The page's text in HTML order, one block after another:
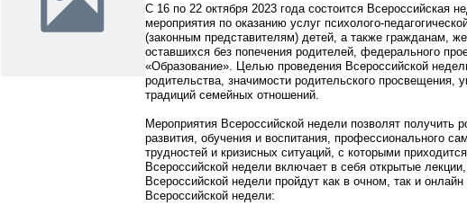
С 16 по 22 октября 2023 года состоится Всероссийская
мероприятия по оказанию услуг психолого-
(законным представителям) детей, а также гражданам,
оставшихся без попечения родителей, федерального
«Образование». Целью проведения Всероссийской
родительства, значимости родительского просвещения,
традиций семейных отношений.
Мероприятия Всероссийской недели позволят получить
развития, обучения и воспитания, профессионального
трудностей и кризисных ситуаций, с которыми
Всероссийской недели включает в себя открытые
Всероссийской недели пройдут как в очном, так и
Всероссийской недели: